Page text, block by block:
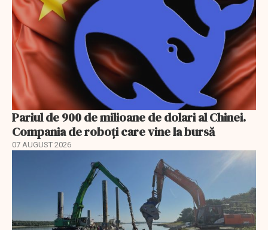
Pariul de 900 de milioane de dolari al Chinei.
Compania de roboți care vine la bursă
07 AUGUST 2026